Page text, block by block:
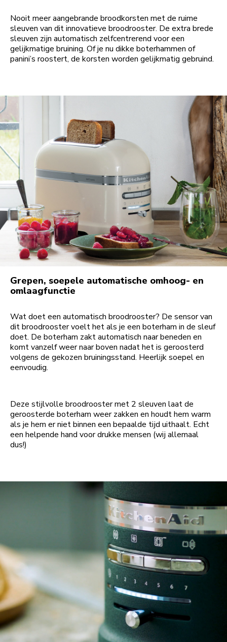
Nooit meer aangebrande broodkorsten met de ruime
sleuven van dit innovatieve broodrooster. De extra brede
sleuven zijn automatisch zelfcentrerend voor een
gelijkmatige bruining. Of je nu dikke boterhammen of
panini’s roostert, de korsten worden gelijkmatig gebruind.
Grepen, soepele automatische omhoog- en
omlaagfunctie
Wat doet een automatisch broodrooster? De sensor van
dit broodrooster voelt het als je een boterham in de sleuf
doet. De boterham zakt automatisch naar beneden en
komt vanzelf weer naar boven nadat het is geroosterd
volgens de gekozen bruiningsstand. Heerlijk soepel en
eenvoudig.
Deze stijlvolle broodrooster met 2 sleuven laat de
geroosterde boterham weer zakken en houdt hem warm
als je hem er niet binnen een bepaalde tijd uithaalt. Echt
een helpende hand voor drukke mensen (wij allemaal
dus!)